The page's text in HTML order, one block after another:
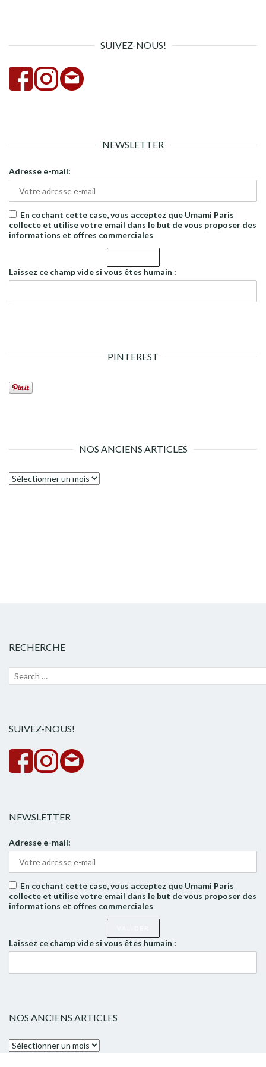
SUIVEZ-NOUS!
NEWSLETTER
Adresse e-mail:
En cochant cette case, vous acceptez que Umami Paris
collecte et utilise votre email dans le but de vous proposer des
informations et offres commerciales
Laissez ce champ vide si vous êtes humain :
PINTEREST
NOS ANCIENS ARTICLES
Nos
RECHERCHE
Recherche
SUIVEZ-NOUS!
NEWSLETTER
Adresse e-mail:
En cochant cette case, vous acceptez que Umami Paris
collecte et utilise votre email dans le but de vous proposer des
informations et offres commerciales
Laissez ce champ vide si vous êtes humain :
NOS ANCIENS ARTICLES
Nos